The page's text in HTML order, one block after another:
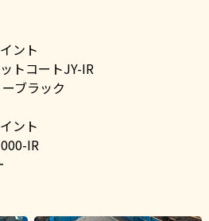
ント
ットコートJY-IR
ブラック
ント
IR